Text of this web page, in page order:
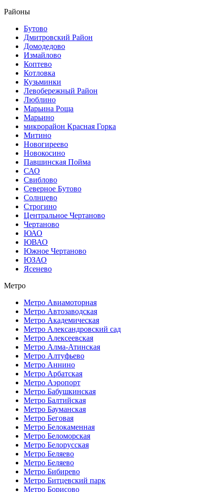
Районы
Бутово
Дмитровский Район
Домодедово
Измайлово
Коптево
Котловка
Кузьминки
Левобережный Район
Люблино
Марьина Роща
Марьино
микрорайон Красная Горка
Митино
Новогиреево
Новокосино
Павшинская Пойма
САО
Свиблово
Северное Бутово
Солнцево
Строгино
Центральное Чертаново
Чертаново
ЮАО
ЮВАО
Южное Чертаново
ЮЗАО
Ясенево
Метро
Метро Авиамоторная
Метро Автозаводская
Метро Академическая
Метро Александровский сад
Метро Алексеевская
Метро Алма-Атинская
Метро Алтуфьево
Метро Аннино
Метро Арбатская
Метро Аэропорт
Метро Бабушкинская
Метро Балтийская
Метро Бауманская
Метро Беговая
Метро Белокаменная
Метро Беломорская
Метро Белорусская
Метро Беляево
Метро Беляево
Метро Бибирево
Метро Битцевский парк
Метро Борисово